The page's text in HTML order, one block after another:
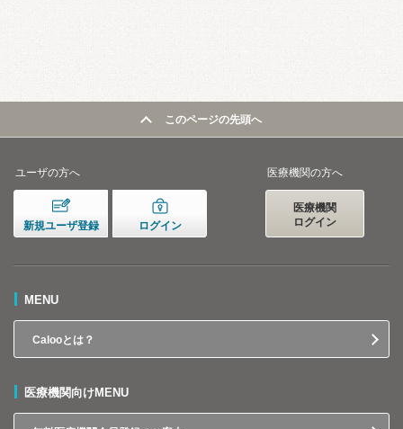
このページの先頭へ
ユーザの方へ
新規ユーザ登録 ログイン
医療機関の方へ
医療機関
ログイン
MENU
Calooとは？
医療機関向けMENU